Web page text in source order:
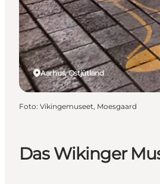
Das Wikinger
Aarhus, Ostjütland
Foto: Vikingemuseet, Moesgaard